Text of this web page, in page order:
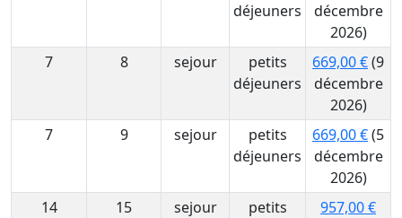
déjeuners
décembre
2026)
7
8 sejour
petits
déjeuners
669,00 €(9
décembre
2026)
7
9 sejour
petits
déjeuners
669,00 €(5
décembre
2026)
14
15 sejour
petits
957,00 €